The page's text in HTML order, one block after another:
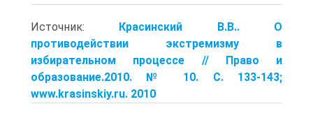
Источник: Красинский В.В.. О
противодействии экстремизму в
избирательном процессе // Право и
образование.2010. № 10. С. 133-143;
www.krasinskiy.ru. 2010